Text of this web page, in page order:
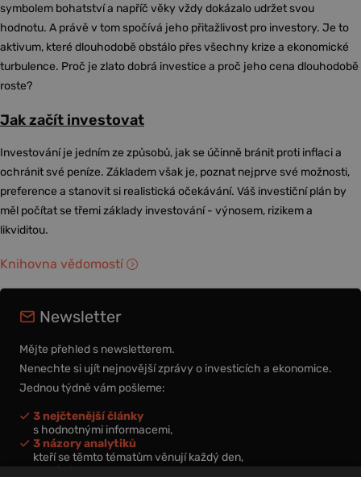
symbolem bohatství a napříč věky vždy dokázalo udržet svou
hodnotu. A právě v tom spočívá jeho přitažlivost pro investory. Je to
aktivum, které dlouhodobě obstálo přes všechny krize a ekonomické
turbulence. Proč je zlato dobrá investice a proč jeho cena dlouhodobě
roste?
Jak začít investovat
Investování je jedním ze způsobů, jak se účinně bránit proti inflaci a
ochránit své peníze. Základem však je, poznat nejprve své možnosti,
preference a stanovit si realistická očekávání. Váš investiční plán by
měl počítat se třemi základy investování - výnosem, rizikem a
likviditou.
Knihovna vědomostí
Newsletter
Mějte přehled s newsletterem.
Nenechte si ujít nejnovější zprávy o investicích a ekonomice.
Jednou týdně vám pošleme:
3 nejčtenější články
s hodnotnými informacemi,
3 názory analytiků
kteří se těmto tématům věnují každý den,
nová videa a podcasty